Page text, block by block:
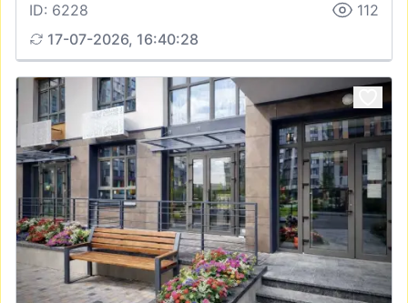
ID: 6228
112
17-07-2026, 16:40:28